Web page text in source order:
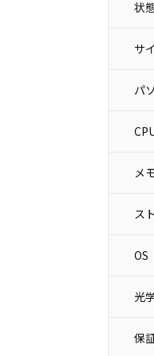
状
サ
パ
メ
ス
OS
光
保